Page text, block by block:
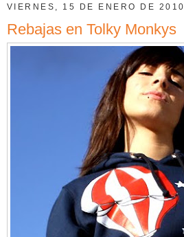
VIERNES, 15 DE ENERO DE 2010
Rebajas en Tolky Monkys